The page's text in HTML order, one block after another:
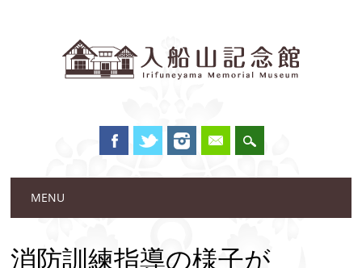
Main menu
MENU
消防訓練指導の様子が